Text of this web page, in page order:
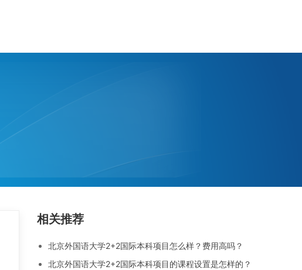
相关推荐
北京外国语大学2+2国际本科项目怎么样？费用高吗？
北京外国语大学2+2国际本科项目的课程设置是怎样的？